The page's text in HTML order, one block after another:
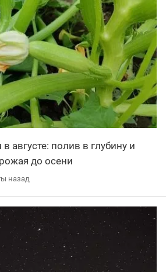
августе: полив в глубину и
до осени
назад